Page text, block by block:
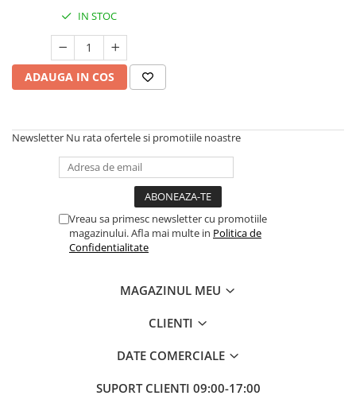
IN STOC
ADAUGA IN COS
Newsletter Nu rata ofertele si promotiile noastre
Vreau sa primesc newsletter cu promotiile
magazinului. Afla mai multe in Politica de
Confidentialitate
MAGAZINUL MEU
CLIENTI
DATE COMERCIALE
SUPORT CLIENTI 09:00-17:00